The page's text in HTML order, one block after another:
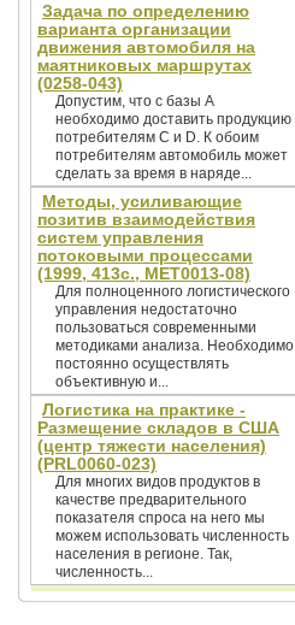
Задача по определению
варианта организации
движения автомобиля на
маятниковых маршрутах
(0258-043)
Допустим, что с базы А
необходимо доставить продукцию
потребителям C и D. К обоим
потребителям автомобиль может
сделать за время в наряде...
Методы, усиливающие
позитив взаимодействия
систем управления
потоковыми процессами
(1999, 413с., MET0013-08)
Для полноценного логистического
управления недостаточно
пользоваться современными
методиками анализа. Необходимо
постоянно осуществлять
объективную и...
Логистика на практике -
Размещение складов в США
(центр тяжести населения)
(PRL0060-023)
Для многих видов продуктов в
качестве предварительного
показателя спроса на него мы
можем использовать численность
населения в регионе. Так,
численность...